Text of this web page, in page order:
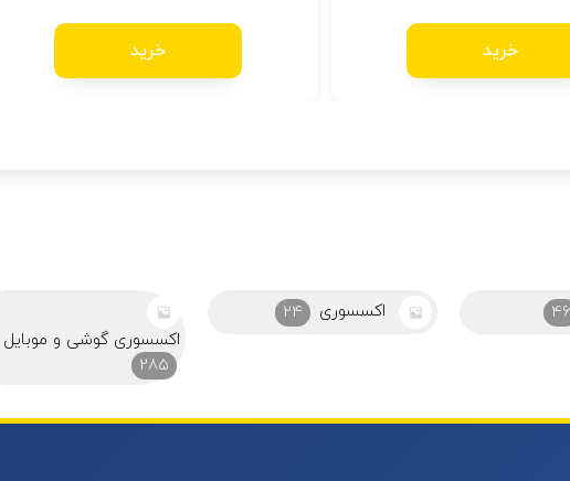
خرید خرید
24
اکسسوری و ساعت 156